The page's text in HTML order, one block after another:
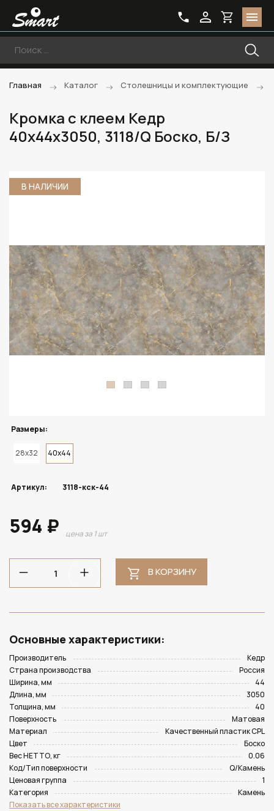
Главная Каталог Столешницы и комплектующие
Кромка с клеем Кедр
40х44х3050, 3118/Q Боско, Б/З
В НАЛИЧИИ
Размеры:
28x32 40x44
Артикул: 3118-кск-44
594 ₽ цена за 1 шт
В КОРЗИНУ
Основные характеристики:
Производитель
Кедр
Страна производства
Россия
Ширина, мм
44
Длина, мм
3050
Толщина, мм
40
Поверхность
Матовая
Материал
Качественный пластик CPL
Цвет
Боско
Вес НЕТТО, кг
0.06
Код/Тип поверхности
Q/Камень
Ценовая группа
1
Категория
Камень
Показать все характеристики